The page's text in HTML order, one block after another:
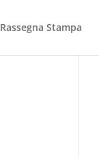
Rassegna Stampa